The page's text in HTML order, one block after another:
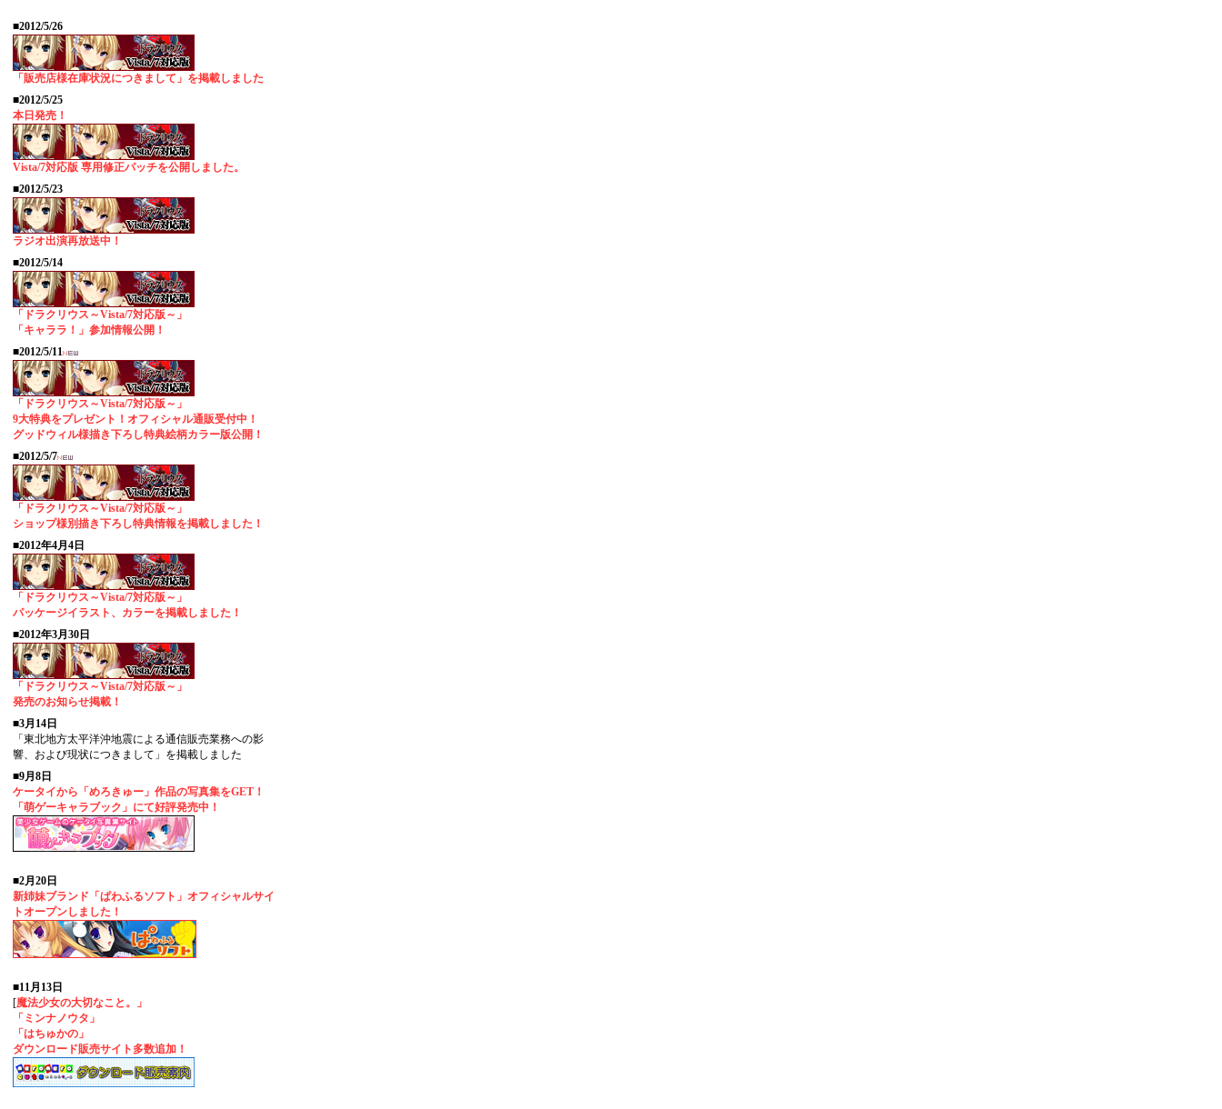
■2012/5/26
「販売店様在庫状況につきまして」を掲載しました
■2012/5/25
本日発売！
Vista/7対応版 専用修正パッチを公開しました。
■2012/5/23
ラジオ出演再放送中！
■2012/5/14
「ドラクリウス～Vista/7対応版～」
「キャララ！」参加情報公開！
■2012/5/11
「ドラクリウス～Vista/7対応版～」
9大特典をプレゼント！オフィシャル通販受付中！
グッドウィル様描き下ろし特典絵柄カラー版公開！
■2012/5/7
「ドラクリウス～Vista/7対応版～」
ショップ様別描き下ろし特典情報を掲載しました！
■2012年4月4日
「ドラクリウス～Vista/7対応版～」
パッケージイラスト、カラーを掲載しました！
■2012年3月30日
「ドラクリウス～Vista/7対応版～」
発売のお知らせ掲載！
■3月14日
「東北地方太平洋沖地震による通信販売業務への影
響、および現状につきまして」を掲載しました
■9月8日
ケータイから「めろきゅー」作品の写真集をGET！
「萌ゲーキャラブック」にて好評発売中！
■2月20日
新姉妹ブランド「ぱわふるソフト」オフィシャルサイ
トオープンしました！
■11月13日
[魔法少女の大切なこと。」
「ミンナノウタ」
「はちゅかの」
ダウンロード販売サイト多数追加！